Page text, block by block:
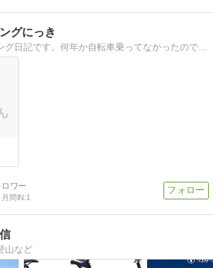
グにっき
横浜発サイクリング日記です。何年か自転車乗ってなかったのでリハビリ中。
月間IN:1
山など